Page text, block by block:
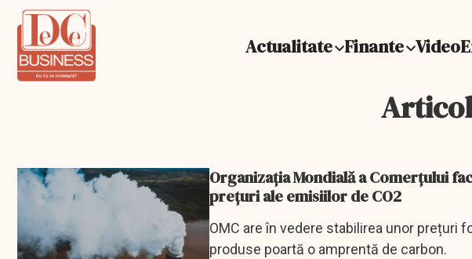
Actualitate Finante Video
Organizația Mondială a Comerțului
prețuri ale emisiilor de CO2
OMC are în vedere stabilirea unor prețuri
produse poartă o amprentă de carbon.